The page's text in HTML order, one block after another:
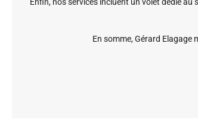
Enfin, nos services incluent un volet dédié
En somme, Gérard